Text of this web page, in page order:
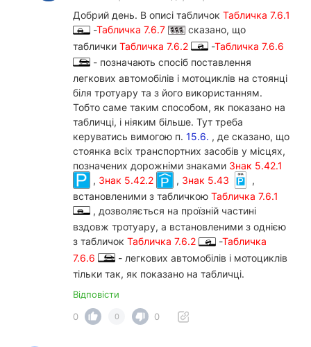
Добрий день. В описі табличок Табличка 7.6.1
-Табличка 7.6.7
сказано, що
таблички Табличка 7.6.2 -Табличка 7.6.6
- позначають спосіб поставлення
легкових автомобілів і мотоциклів на стоянці
біля тротуару та з його використанням.
Тобто саме таким способом, як показано на
табличці, і ніяким більше. Тут треба
керуватись вимогою п. 15.6. , де сказано, що
стоянка всіх транспортних засобів у місцях,
позначених дорожніми знаками Знак 5.42.1
, Знак 5.42.2 , Знак 5.43
,
встановленими з табличкою Табличка 7.6.1
, дозволяється на проїзній частині
вздовж тротуару, а встановленими з однією
з табличок Табличка 7.6.2 -Табличка
7.6.6
- легкових автомобілів і мотоциклів
тільки так, як показано на табличці.
Відповісти
0
0 0